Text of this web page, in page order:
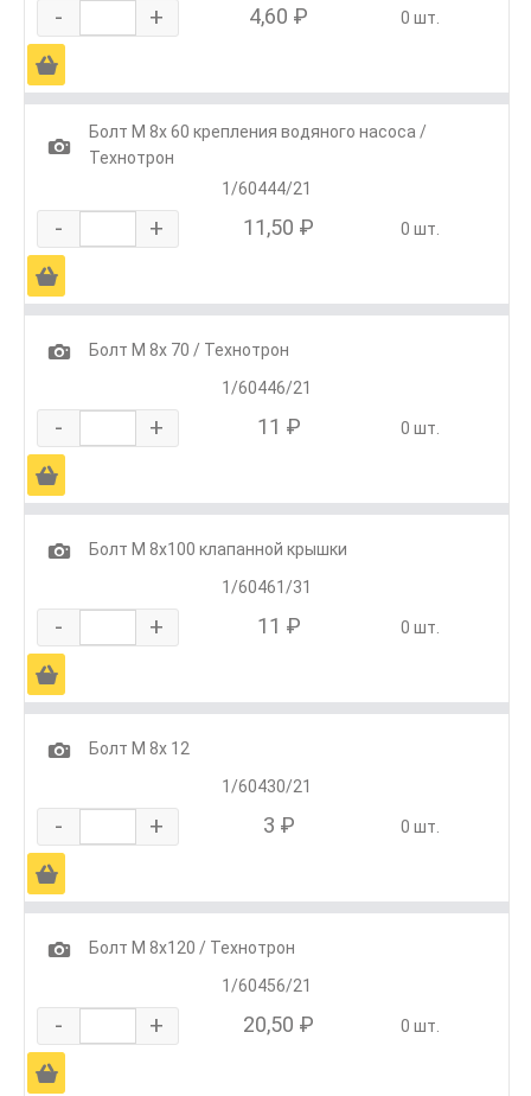
- + 4,60 ₽ 0 шт.
Ä
1
Болт М 8х 60 крепления водяного насоса /
Технотрон
1/60444/21
- + 11,50 ₽ 0 шт.
Ä
1
Болт М 8х 70 / Технотрон
1/60446/21
- + 11 ₽ 0 шт.
Ä
1
Болт М 8х100 клапанной крышки
1/60461/31
- + 11 ₽ 0 шт.
Ä
1
Болт М 8х 12
1/60430/21
- + 3 ₽ 0 шт.
Ä
1
Болт М 8х120 / Технотрон
1/60456/21
- + 20,50 ₽ 0 шт.
Ä